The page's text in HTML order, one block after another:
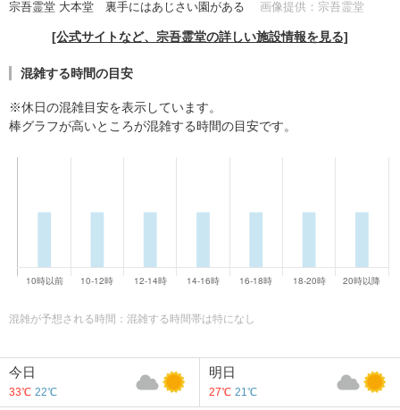
宗吾霊堂 大本堂 裏手にはあじさい園がある 画像提供：宗吾霊堂
[公式サイトなど、宗吾霊堂の詳しい施設情報を見る]
混雑する時間の目安
※休日の混雑目安を表示しています。
棒グラフが高いところが混雑する時間の目安です。
混雑が予想される時間：混雑する時間帯は特になし
今日
33℃ 22℃
明日
27℃ 21℃